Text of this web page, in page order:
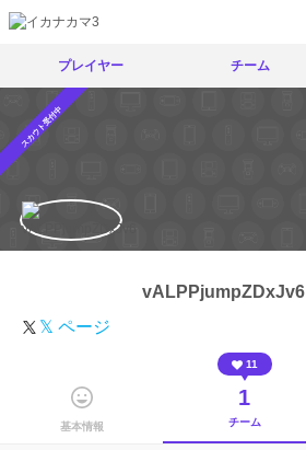
プレイヤー チーム
スカウト受付中
vALPPjumpZDxJv6
𝕏 ページ
基本情報
11
1
チーム